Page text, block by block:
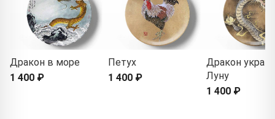
Дракон в море
1 400 ₽
Петух
1 400 ₽
Дракон
Луну
1 400 ₽